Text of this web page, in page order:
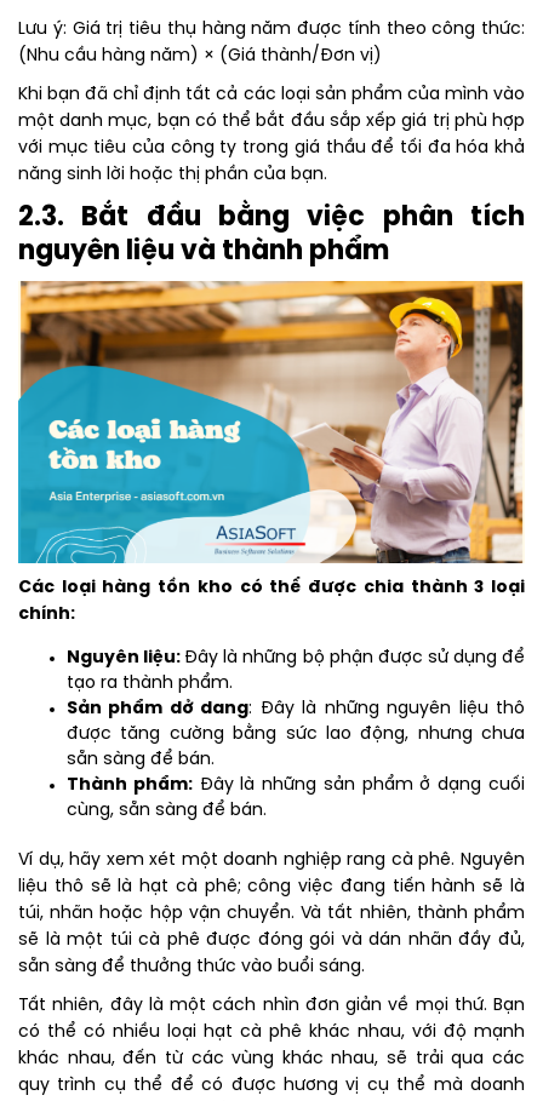
Lưu ý: Giá trị tiêu thụ hàng năm được tính theo công thức:
(Nhu cầu hàng năm) × (Giá thành/Đơn vị)
Khi bạn đã chỉ định tất cả các loại sản phẩm của mình vào
một danh mục, bạn có thể bắt đầu sắp xếp giá trị phù hợp
với mục tiêu của công ty trong giá thầu để tối đa hóa khả
năng sinh lời hoặc thị phần của bạn.
2.3. Bắt đầu bằng việc phân tích
nguyên liệu và thành phẩm
Các loại hàng tồn kho có thể được chia thành 3 loại
chính:
Nguyên liệu: Đây là những bộ phận được sử dụng để
tạo ra thành phẩm.
Sản phẩm dở dang: Đây là những nguyên liệu thô
được tăng cường bằng sức lao động, nhưng chưa
sẵn sàng để bán.
Thành phẩm:Đây là những sản phẩm ở dạng cuối
cùng, sẵn sàng để bán.
Ví dụ, hãy xem xét một doanh nghiệp rang cà phê. Nguyên
liệu thô sẽ là hạt cà phê; công việc đang tiến hành sẽ là
túi, nhãn hoặc hộp vận chuyển. Và tất nhiên, thành phẩm
sẽ là một túi cà phê được đóng gói và dán nhãn đầy đủ,
sẵn sàng để thưởng thức vào buổi sáng.
Tất nhiên, đây là một cách nhìn đơn giản về mọi thứ. Bạn
có thể có nhiều loại hạt cà phê khác nhau, với độ mạnh
khác nhau, đến từ các vùng khác nhau, sẽ trải qua các
quy trình cụ thể để có được hương vị cụ thể mà doanh